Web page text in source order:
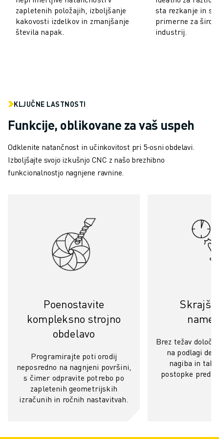
SKUPNI STROŠKI LASTNIŠTVA ROBOSHOT-A
STROJI ZA ŽIČNO EROZIJO EDM
ROBOCUT STROJI ZA ŽIČNO EROZIJO EDM
REŠITVE IIOT
PAMETNE TOVARNIŠKE REŠITVE ZA POVEČANJE UČINKOVITOSTI
ŠTUDIJE PRIMEROV
REŠITVE
INDUSTRIJE
AVTOMOBILSKA INDUSTRIJA
HRANA IN PIJAČA
VSE APLIKACIJE
5-OSNA OBDELAVA
SESTAVLJANJE
CNC BRUŠENJE
CNC REZKANJE
CNC STRUŽENJE
zapletenih položajih, izboljšanje
kakovosti izdelkov in zmanjšanje
števila napak.
sta rezkanje in
primerne za
industrij.
KLJUČNE LASTNOSTI
Funkcije, oblikovane za vaš uspeh
Odklenite natančnost in učinkovitost pri 5-osni obdelavi.
Izboljšajte svojo izkušnjo CNC z našo brezhibno
funkcionalnostjo nagnjene ravnine.
Poenostavite
kompleksno strojno
obdelavo
Programirajte poti orodij
neposredno na nagnjeni površini,
s čimer odpravite potrebo po
zapletenih geometrijskih
izračunih in ročnih nastavitvah.
Brez težav
na podlagi
nagiba in
postopke